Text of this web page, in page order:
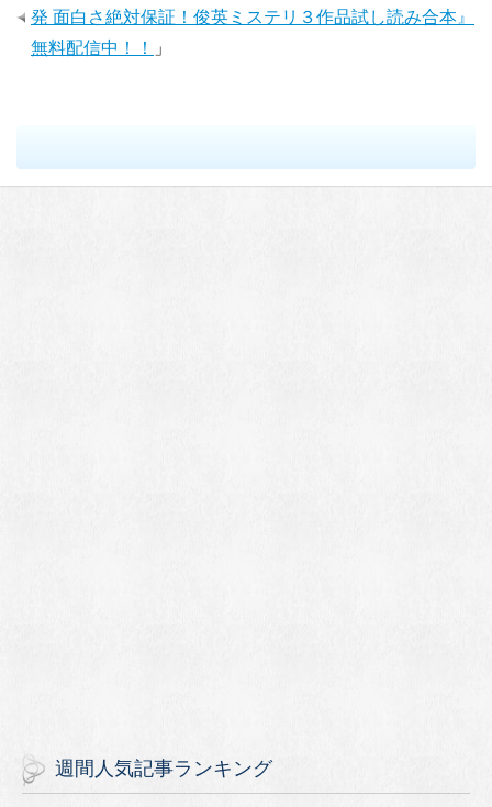
発 面白さ絶対保証！俊英ミステリ３作品試し読み合本』
無料配信中！！
」
週間人気記事ランキング